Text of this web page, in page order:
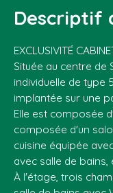
Descriptif
EXCLUSIVITÉ
Située au centre de
individuelle de type
implantée sur une
Elle est composée
composée d'un
cuisine équipée
avec salle de bains,
À l'étage, trois